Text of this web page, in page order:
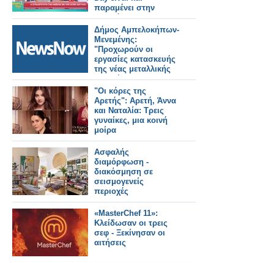
παραμένει στην
καρδιά μου»
Δήμος Αμπελοκήπων-
Μενεμένης:
"Προχωρούν οι
εργασίες κατασκευής
της νέας μεταλλικής
πεζογέφυρας στην
οδό Καλλιθέας"
"Οι κόρες της
Αρετής": Αρετή, Άννα
και Ναταλία: Τρεις
γυναίκες, μια κοινή
μοίρα
Ασφαλής
διαμόρφωση -
διακόσμηση σε
σεισμογενείς
περιοχές
«MasterChef 11»:
Κλείδωσαν οι τρεις
σεφ - Ξεκίνησαν οι
αιτήσεις